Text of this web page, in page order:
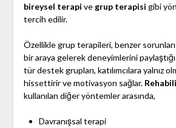
bireysel terapi ve grup terapisi gibi
tercih edilir.
Özellikle grup terapileri, benzer
bir araya gelerek deneyimlerini
tür destek grupları, katılımcılara yalnız
hissettirir ve motivasyon sağlar.
kullanılan diğer yöntemler arasında,
Davranışsal terapi